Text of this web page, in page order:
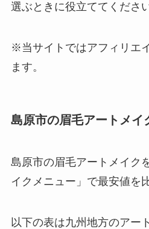
選ぶときに役立ててください
※当サイトではアフィリエ
ます。
島原市の眉毛アートメイ
島原市の眉毛アートメイク
イクメニュー」で最安値を
以下の表は九州地方のアー